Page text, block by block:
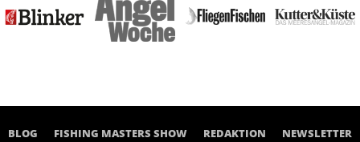
BLOG FISHING MASTERS SHOW REDAKTION
NEWSLETTER